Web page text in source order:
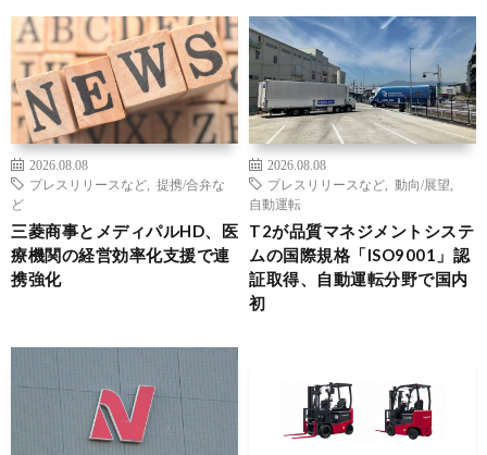
2026.08.08
プレスリリースなど
提携/合弁な
ど
三菱商事とメディパルHD、医
療機関の経営効率化支援で連
携強化
2026.08.08
プレスリリースなど
動向/展望
自動運転
T2が品質マネジメントシステ
ムの国際規格「ISO9001」認
証取得、自動運転分野で国内
初